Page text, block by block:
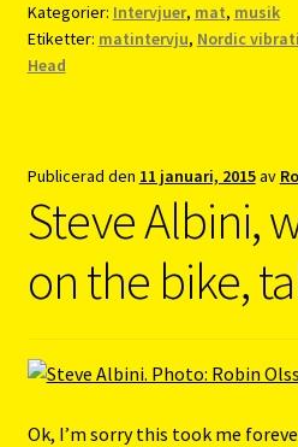
Kategorier: Intervjuer, mat, musik
Etiketter: matintervju, Nordic
Head
Publicerad den 11 januari, 2015av
Steve Albini,
on the bike,
Ok, I’m sorry this took me